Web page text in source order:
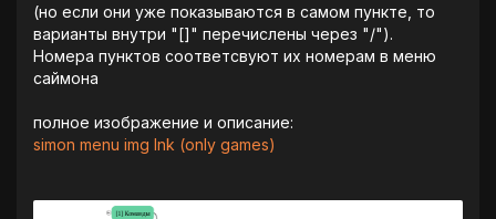
(но если они уже показываются в самом пункте, то
варианты внутри "[]" перечислены через "/").
Номера пунктов соответсвуют их номерам в меню
саймона
полное изображение и описание:
simon menu img lnk (only games)